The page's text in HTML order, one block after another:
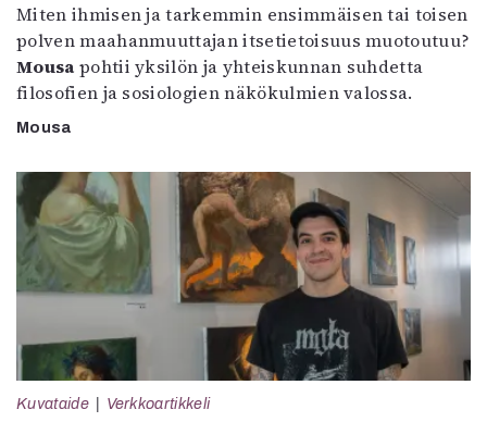
Miten ihmisen ja tarkemmin ensimmäisen tai toisen
polven maahanmuuttajan itsetietoisuus muotoutuu?
Mousa pohtii yksilön ja yhteiskunnan suhdetta
filosofien ja sosiologien näkökulmien valossa.
Mousa
Kuvataide Verkkoartikkeli